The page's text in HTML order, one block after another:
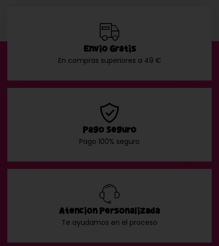
Envío Gratis
En compras superiores a 49 €
Pago Seguro
Pago 100% seguro
Atención Personalizada
Te ayudamos en el proceso